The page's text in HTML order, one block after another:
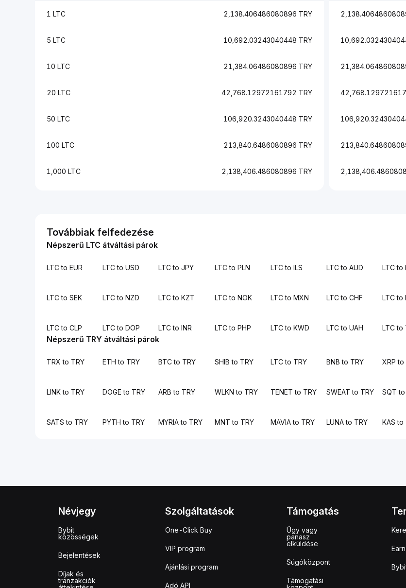
1 LTC 2,138.406486080896 TRY
5 LTC 10,692.03243040448 TRY
10 LTC 21,384.06486080896 TRY
20 LTC 42,768.12972161792 TRY
50 LTC 106,920.3243040448 TRY
100 LTC 213,840.6486080896 TRY
1,000 LTC 2,138,406.486080896 TRY
Továbbiak felfedezése
Népszerű LTC átváltási párok
LTC to EUR LTC to USD LTC to JPY LTC to PLN LTC to ILS LTC to AUD LTC to
LTC to SEK LTC to NZD LTC to KZT LTC to NOK LTC to MXN LTC to CHF LTC to
LTC to CLP LTC to DOP LTC to INR LTC to PHP LTC to KWD LTC to UAH LTC to
Népszerű TRY átváltási párok
TRX to TRY ETH to TRY BTC to TRY SHIB to TRY LTC to TRY BNB to TRY XRP to
LINK to TRY DOGE to TRY ARB to TRY WLKN to TRY TENET to TRY SWEAT to TRY SQT
SATS to TRY PYTH to TRY MYRIA to TRY MNT to TRY MAVIA to TRY LUNA to TRY KAS to
Névjegy
Bybit
közösségek
Bejelentések
Díjak és
tranzakciók
Szolgáltatások
One-Click Buy
VIP program
Ajánlási program
Adó API
Támogatás
Ügy vagy
panasz
elküldése
Súgóközpont
Támogatási
Earn